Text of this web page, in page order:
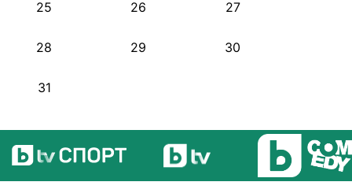
25 26 27
28 29 30
31